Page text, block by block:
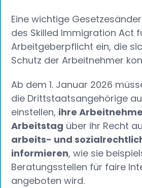
Eine wichtige
des Skilled Immigration Act
Arbeitgeberpflicht ein, die
Schutz der Arbeitnehmer
Ab dem 1. Januar 2026
die Drittstaatsangehörige
einstellen, ihre
Arbeitstag über ihr Recht
arbeits- und
informieren, wie sie
Beratungsstellen für faire
angeboten wird.